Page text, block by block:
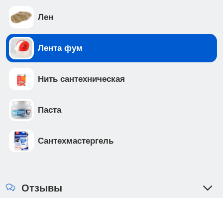
Лен
Лента фум
Нить сантехническая
Паста
Сантехмастергель
Отзывы